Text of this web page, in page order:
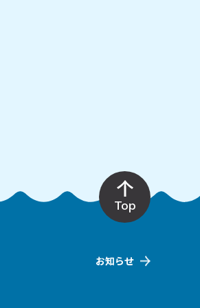
Top
お知らせ